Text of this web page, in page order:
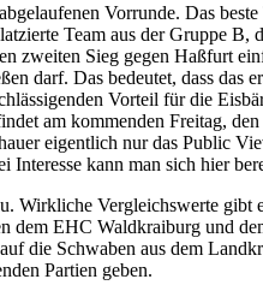
Vorrunde. Das
Team aus der Gruppe
zweiten Sieg gegen Haßfurt
darf. Das bedeutet, dass
Vorteil für die
am kommenden Freitag,
eigentlich nur das Public
kann man sich hier
Wirkliche Vergleichswerte
dem EHC Waldkraiburg und
die Schwaben aus dem
Partien geben.